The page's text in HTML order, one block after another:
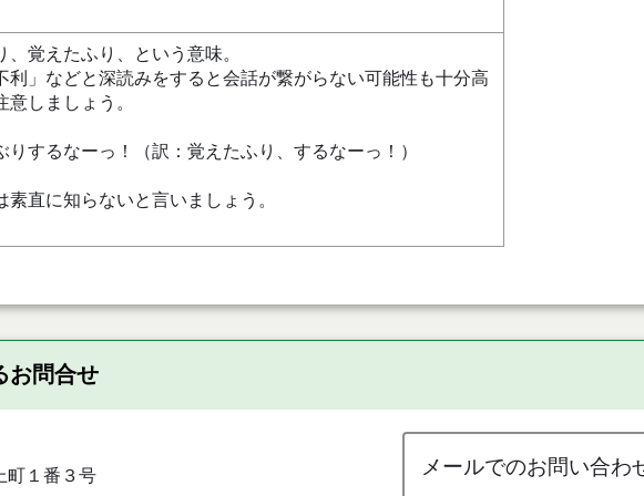
、覚えたふり、という意味。
利」などと深読みをすると会話が繋がらない可能性も十分高
意しましょう。
りするなーっ！（訳：覚えたふり、するなーっ！）
素直に知らないと言いましょう。
お問合せ
町１番３号
メールでのお問い合わ